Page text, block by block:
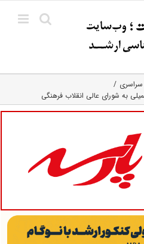
سراسری
به شورای عالی انقلاب فرهنگی